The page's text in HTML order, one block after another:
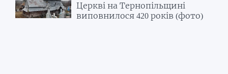
Церкві на Тернопільщині
виповнилося 420 років (фото)